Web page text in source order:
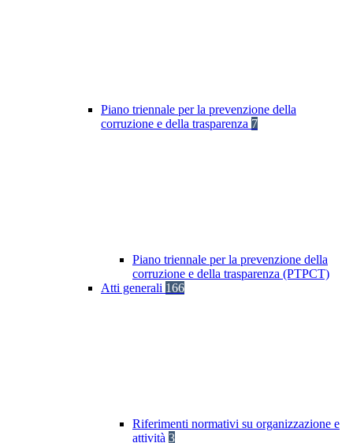
Piano triennale per la prevenzione della
corruzione e della trasparenza 7
Piano triennale per la prevenzione della
corruzione e della trasparenza (PTPCT)
Atti generali 166
Riferimenti normativi su organizzazione e
attività 3